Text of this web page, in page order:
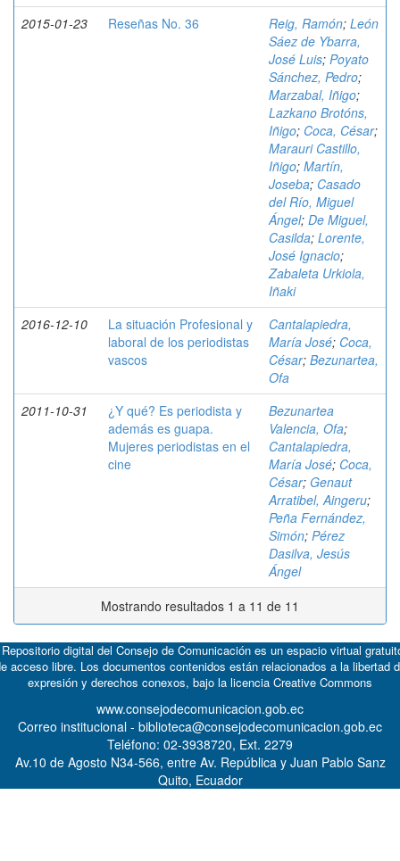
2015-01-23
Reseñas No. 36 Reig, Ramón; León
Sáez de Ybarra,
José Luis; Poyato
Sánchez, Pedro;
Marzabal, Iñigo;
Lazkano Brotóns,
Iñigo; Coca, César;
Marauri Castillo,
Iñigo; Martín,
Joseba; Casado
del Río, Miguel
Ángel; De Miguel,
Casilda; Lorente,
José Ignacio;
Zabaleta Urkiola,
Iñaki
2016-12-10
La situación Profesional y
laboral de los periodistas
vascos
Cantalapiedra,
María José; Coca,
César; Bezunartea,
Ofa
2011-10-31
¿Y qué? Es periodista y
además es guapa.
Mujeres periodistas en el
cine
Bezunartea
Valencia, Ofa;
Cantalapiedra,
María José; Coca,
César; Genaut
Arratibel, Aingeru;
Peña Fernández,
Simón; Pérez
Dasilva, Jesús
Ángel
Mostrando resultados 1 a 11 de 11
digital del Consejo de Comunicación es un espacio virtual
acceso libre. Los documentos contenidos están relacionados a la libertad
expresión y derechos conexos, bajo la licencia Creative Commons
www.consejodecomunicacion.gob.ec
Correo institucional - biblioteca@consejodecomunicacion.gob.ec
Teléfono: 02-3938720, Ext. 2279
Av.10 de Agosto N34-566, entre Av. República y Juan Pablo Sanz
Quito, Ecuador